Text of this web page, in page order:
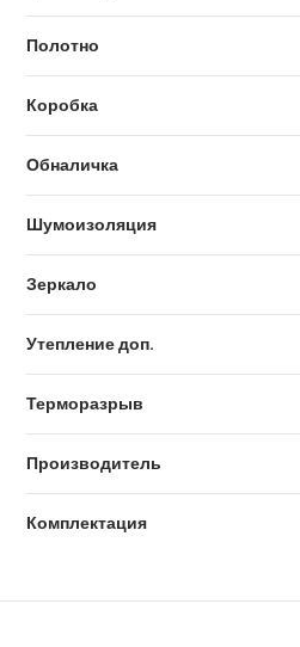
Полотно
Коробка
Обналичка
Шумоизоляция
Зеркало
Утепление доп.
Терморазрыв
Производитель
Комплектация